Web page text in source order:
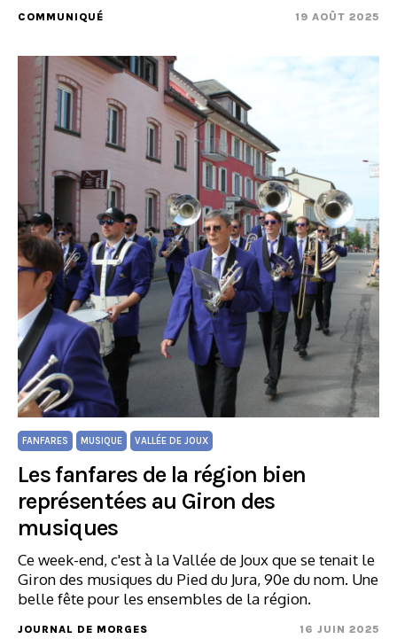
COMMUNIQUÉ 19 AOÛT 2025
FANFARES MUSIQUE VALLÉE DE JOUX
Les fanfares de la région bien
représentées au Giron des
musiques
Ce week-end, c'est à la Vallée de Joux que se tenait le
Giron des musiques du Pied du Jura, 90e du nom. Une
belle fête pour les ensembles de la région.
JOURNAL DE MORGES 16 JUIN 2025